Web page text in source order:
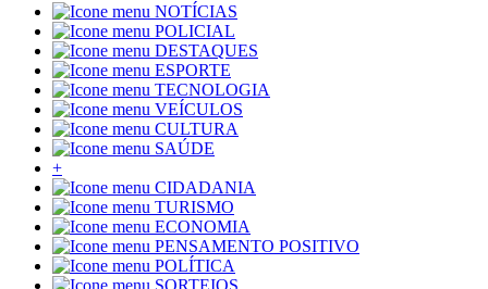
NOTÍCIAS
POLICIAL
DESTAQUES
ESPORTE
TECNOLOGIA
VEÍCULOS
CULTURA
SAÚDE
+
CIDADANIA
TURISMO
ECONOMIA
PENSAMENTO POSITIVO
POLÍTICA
SORTEIOS